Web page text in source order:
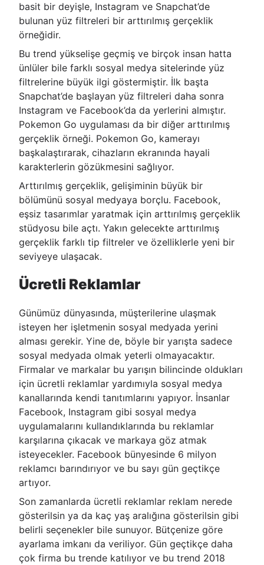
basit bir deyişle, Instagram ve Snapchat’de
bulunan yüz filtreleri bir arttırılmış gerçeklik
örneğidir.
Bu trend yükselişe geçmiş ve birçok insan hatta
ünlüler bile farklı sosyal medya sitelerinde yüz
filtrelerine büyük ilgi göstermiştir. İlk başta
Snapchat’de başlayan yüz filtreleri daha sonra
Instagram ve Facebook’da da yerlerini almıştır.
Pokemon Go uygulaması da bir diğer arttırılmış
gerçeklik örneği. Pokemon Go, kamerayı
başkalaştırarak, cihazların ekranında hayali
karakterlerin gözükmesini sağlıyor.
Arttırılmış gerçeklik, gelişiminin büyük bir
bölümünü sosyal medyaya borçlu. Facebook,
eşsiz tasarımlar yaratmak için arttırılmış gerçeklik
stüdyosu bile açtı. Yakın gelecekte arttırılmış
gerçeklik farklı tip filtreler ve özelliklerle yeni bir
seviyeye ulaşacak.
Ücretli Reklamlar
Günümüz dünyasında, müşterilerine ulaşmak
isteyen her işletmenin sosyal medyada yerini
alması gerekir. Yine de, böyle bir yarışta sadece
sosyal medyada olmak yeterli olmayacaktır.
Firmalar ve markalar bu yarışın bilincinde oldukları
için ücretli reklamlar yardımıyla sosyal medya
kanallarında kendi tanıtımlarını yapıyor. İnsanlar
Facebook, Instagram gibi sosyal medya
uygulamalarını kullandıklarında bu reklamlar
karşılarına çıkacak ve markaya göz atmak
isteyecekler. Facebook bünyesinde 6 milyon
reklamcı barındırıyor ve bu sayı gün geçtikçe
artıyor.
Son zamanlarda ücretli reklamlar reklam nerede
gösterilsin ya da kaç yaş aralığına gösterilsin gibi
belirli seçenekler bile sunuyor. Bütçenize göre
ayarlama imkanı da veriliyor. Gün geçtikçe daha
çok firma bu trende katılıyor ve bu trend 2018